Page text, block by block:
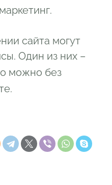
сайта могут
Один из них –
можно без